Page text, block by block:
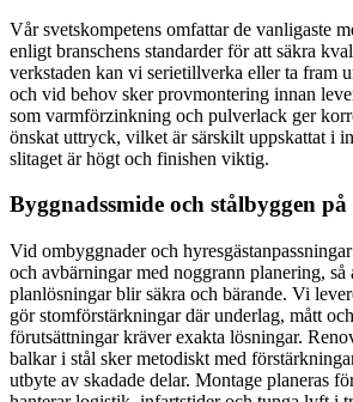
Vår svetskompetens omfattar de vanligaste
enligt branschens standarder för att säkra
verkstaden kan vi serietillverka eller ta fram
och vid behov sker provmontering innan
som varmförzinkning och pulverlack ger
önskat uttryck, vilket är särskilt uppskattat i
slitaget är högt och finishen viktig.
Byggnadssmide och stålbyggen
Vid ombyggnader och
och avbärningar med noggrann planering,
planlösningar blir säkra och bärande. Vi
gör stomförstärkningar där underlag, mått
förutsättningar kräver exakta lösningar.
balkar i stål sker metodiskt med
utbyte av skadade delar. Montage planeras